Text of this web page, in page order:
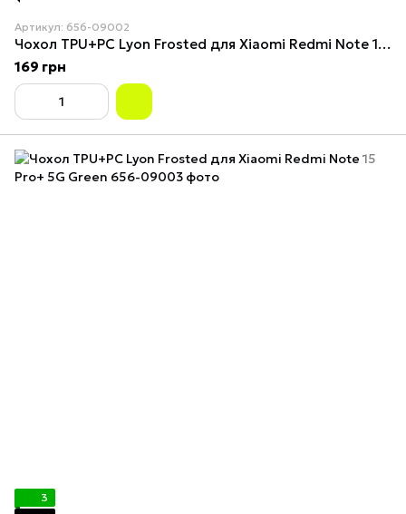
Артикул: 656-09002
Чохол TPU+PC Lyon Frosted для Xiaomi Redmi Note 15 Pro+ 5G Black
169 грн
3